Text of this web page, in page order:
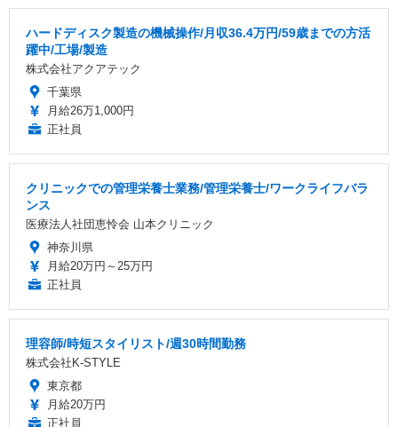
ハードディスク製造の機械操作/月収36.4万円/59歳までの方活
躍中/工場/製造
株式会社アクアテック
千葉県
月給26万1,000円
正社員
クリニックでの管理栄養士業務/管理栄養士/ワークライフバラ
ンス
医療法人社団恵怜会 山本クリニック
神奈川県
月給20万円～25万円
正社員
理容師/時短スタイリスト/週30時間勤務
株式会社K-STYLE
東京都
月給20万円
正社員